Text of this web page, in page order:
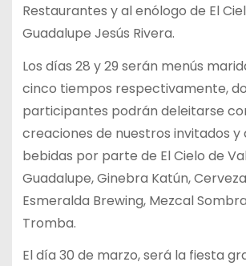
Restaurantes y al enólogo de El
Guadalupe Jesús Rivera.
Los días 28 y 29 serán menús
cinco tiempos respectivamente,
participantes podrán deleitarse
creaciones de nuestros invitados y
bebidas por parte de El Cielo de
Guadalupe, Ginebra Katún,
Esmeralda Brewing, Mezcal
Tromba.
El día 30 de marzo, será la fiesta